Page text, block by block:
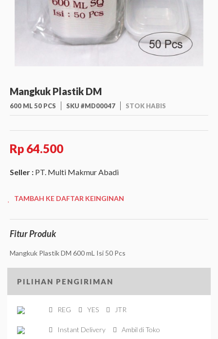
Mangkuk Plastik DM
600 ML 50 PCS SKU #MD00047 STOK HABIS
Rp 64.500
Seller : PT. Multi Makmur Abadi
TAMBAH KE DAFTAR KEINGINAN
Fitur Produk
Mangkuk Plastik DM 600 mL Isi 50 Pcs
PILIHAN PENGIRIMAN
REG YES JTR
Instant Delivery Ambil di Toko